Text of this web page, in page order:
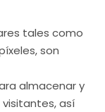
tales como
son
almacenar y
así